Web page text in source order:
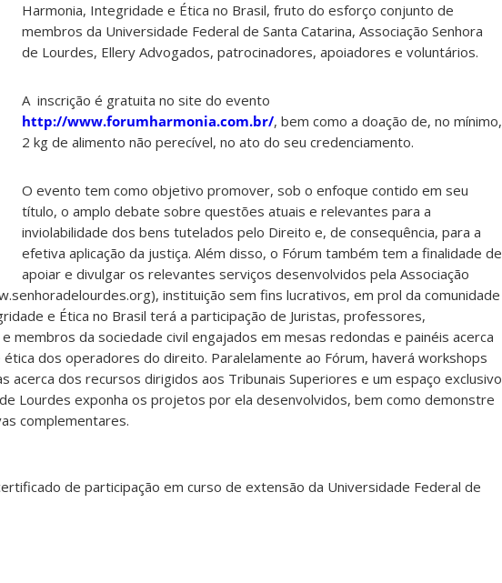
Harmonia, Integridade e Ética no Brasil, fruto do esforço conjunto de
membros da Universidade Federal de Santa Catarina, Associação Senhora
de Lourdes, Ellery Advogados, patrocinadores, apoiadores e voluntários.
A inscrição é gratuita no site do evento
http://www.forumharmonia.com.br/, bem como a doação de, no mínimo,
2 kg de alimento não perecível, no ato do seu credenciamento.
O evento tem como objetivo promover, sob o enfoque contido em seu
título, o amplo debate sobre questões atuais e relevantes para a
inviolabilidade dos bens tutelados pelo Direito e, de consequência, para a
efetiva aplicação da justiça. Além disso, o Fórum também tem a finalidade de
apoiar e divulgar os relevantes serviços desenvolvidos pela Associação
instituição sem fins lucrativos, em prol da comunidade
e Ética no Brasil terá a participação de Juristas, professores,
membros da sociedade civil engajados em mesas redondas e painéis acerca
dos operadores do direito. Paralelamente ao Fórum, haverá workshops
acerca dos recursos dirigidos aos Tribunais Superiores e um espaço exclusivo
Lourdes exponha os projetos por ela desenvolvidos, bem como demonstre
complementares.
de participação em curso de extensão da Universidade Federal de